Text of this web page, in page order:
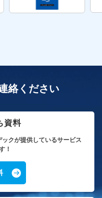
絡ください
資料
クが提供しているサービス
！